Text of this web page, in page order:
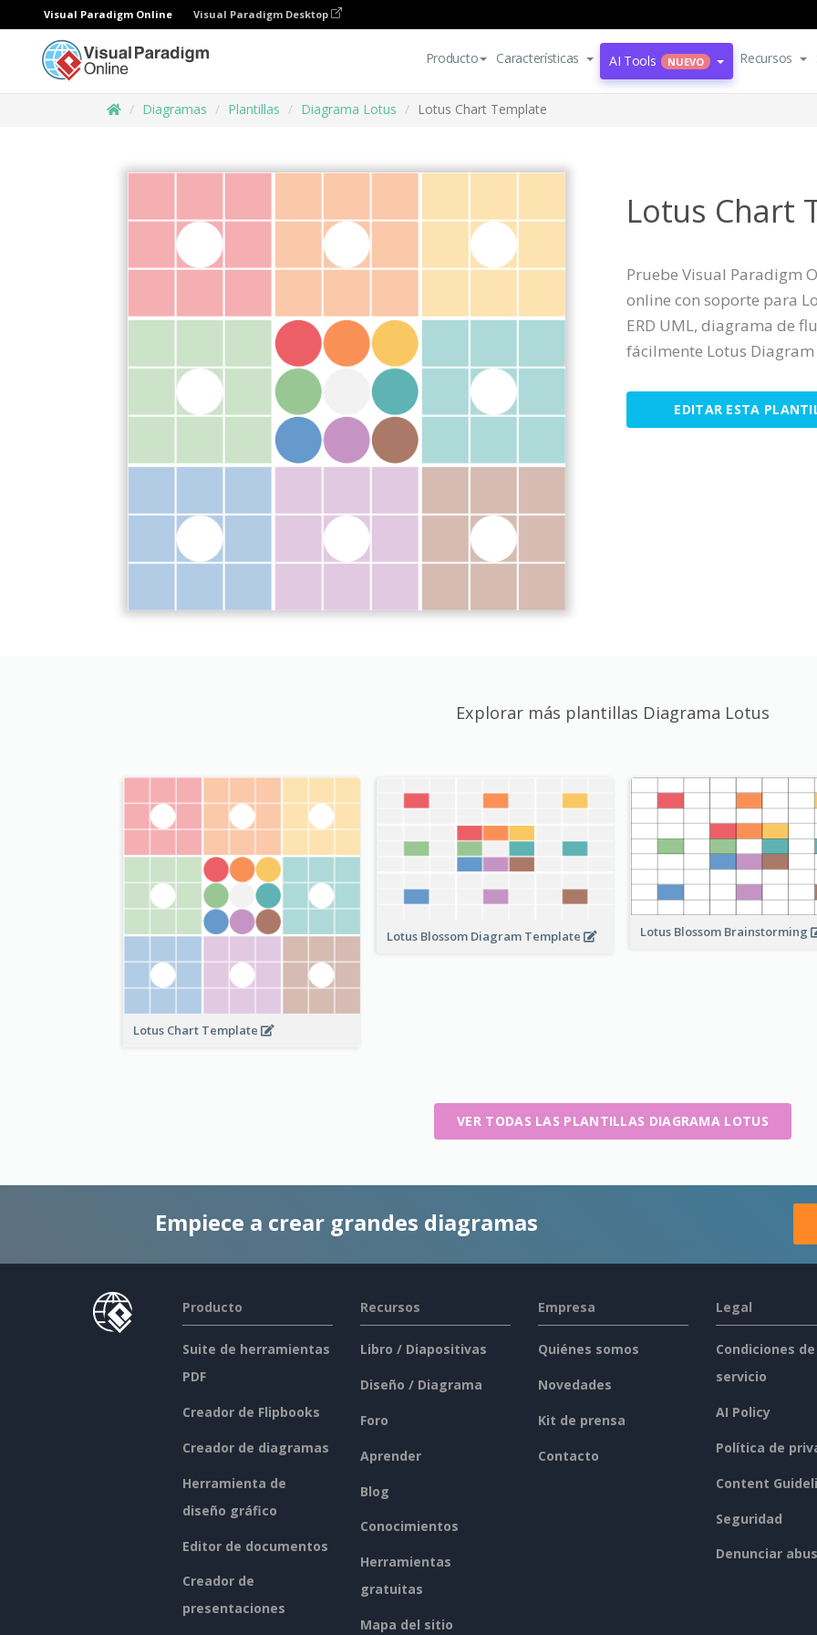
Visual Paradigm Online Visual Paradigm Desktop
Producto Características AI Tools NUEVO Recursos
Diagramas Plantillas Diagrama Lotus Lotus Chart Template
Lotus Chart
Pruebe Visual Paradigm
online con soporte para
ERD UML, diagrama de
fácilmente Lotus
EDITAR ESTA
Explorar más plantillas Diagrama Lotus
Lotus Chart Template
Lotus Blossom Diagram Template Lotus Blossom Brainstorming
VER TODAS LAS PLANTILLAS DIAGRAMA LOTUS
Empiece a crear grandes diagramas
Producto
Suite de herramientas
PDF
Creador de Flipbooks
Creador de diagramas
Herramienta de
diseño gráfico
Editor de documentos
Creador de
presentaciones
Recursos
Libro / Diapositivas
Diseño / Diagrama
Foro
Aprender
Blog
Conocimientos
Herramientas
gratuitas
Mapa del sitio
Empresa
Quiénes somos
Novedades
Kit de prensa
Contacto
Legal
Condiciones de
servicio
AI Policy
Política de
Content
Seguridad
Denunciar